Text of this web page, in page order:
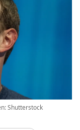
Shutterstock